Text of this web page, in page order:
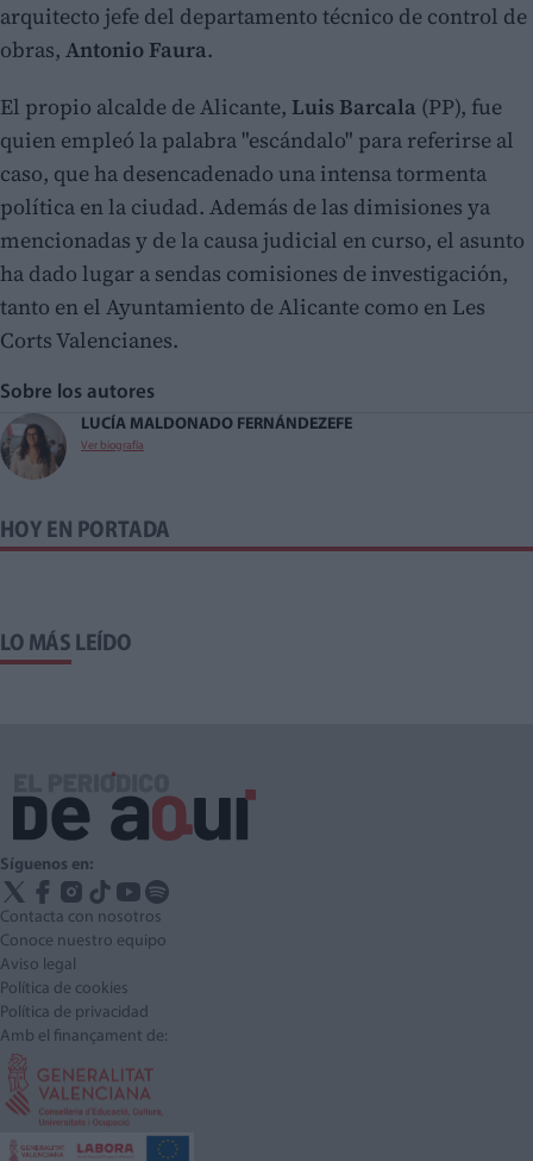
arquitecto jefe del departamento técnico de control de
obras, Antonio Faura.
El propio alcalde de Alicante, Luis Barcala (PP), fue
quien empleó la palabra "escándalo" para referirse al
caso, que ha desencadenado una intensa tormenta
política en la ciudad. Además de las dimisiones ya
mencionadas y de la causa judicial en curso, el asunto
ha dado lugar a sendas comisiones de investigación,
tanto en el Ayuntamiento de Alicante como en Les
Corts Valencianes.
Sobre los autores
LUCÍA MALDONADO FERNÁNDEZ
Ver biografía
EFE
HOY EN PORTADA
LO MÁS LEÍDO
Síguenos en:
Contacta con nosotros
Conoce nuestro equipo
Aviso legal
Política de cookies
Política de privacidad
Amb el finançament de: